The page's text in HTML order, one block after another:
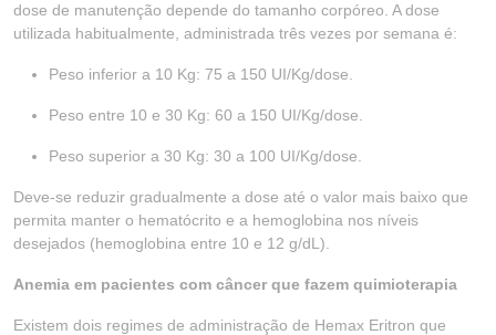
dose de manutenção depende do tamanho corpóreo. A dose
utilizada habitualmente, administrada três vezes por semana é:
Peso inferior a 10 Kg: 75 a 150 UI/Kg/dose.
Peso entre 10 e 30 Kg: 60 a 150 UI/Kg/dose.
Peso superior a 30 Kg: 30 a 100 UI/Kg/dose.
Deve-se reduzir gradualmente a dose até o valor mais baixo que
permita manter o hematócrito e a hemoglobina nos níveis
desejados (hemoglobina entre 10 e 12 g/dL).
Anemia em pacientes com câncer que fazem quimioterapia
Existem dois regimes de administração de Hemax Eritron que